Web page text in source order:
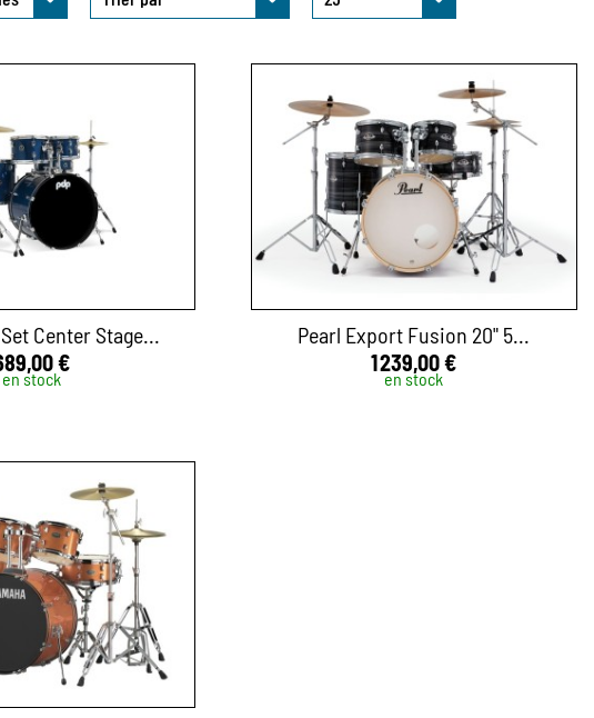
Set Center Stage...
€
en stock
Pearl Export Fusion 20" 5...
1 239,00 €
en stock